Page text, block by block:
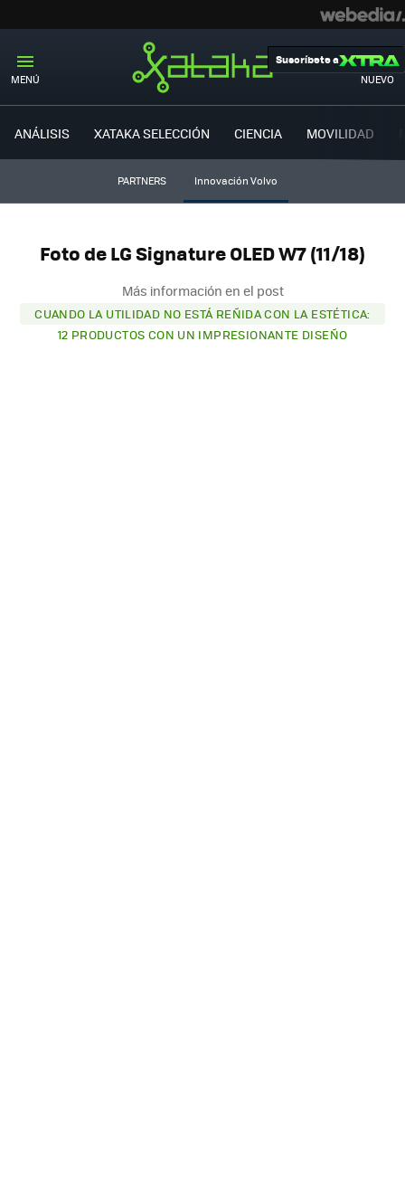
MENÚ NUEVO
Suscríbete a
ANÁLISIS XATAKA SELECCIÓN CIENCIA MOVILIDAD
PARTNERS Innovación Volvo
Foto de LG Signature OLED W7 (11/18)
Más información en el post
CUANDO LA UTILIDAD NO ESTÁ REÑIDA CON LA ESTÉTICA:
12 PRODUCTOS CON UN IMPRESIONANTE DISEÑO